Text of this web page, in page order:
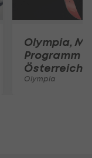
Olympia,
Programm
Olympia